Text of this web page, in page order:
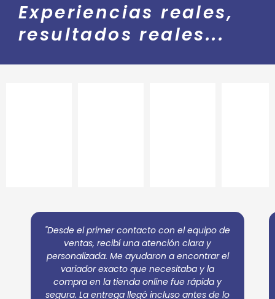
Experiencias reales,
resultados reales...
"Desde el primer contacto con el equipo de
ventas, recibí una atención clara y
personalizada. Me ayudaron a encontrar el
variador exacto que necesitaba y la
compra en la tienda online fue rápida y
segura. La entrega llegó incluso antes de lo